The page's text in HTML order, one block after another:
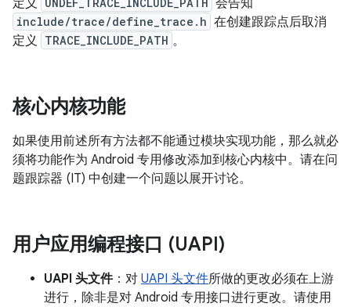
定义 会告知
include/trace/define_trace.h 在创建跟踪点后取消
定义 TRACE_INCLUDE_PATH 。
核心内核功能
如果使用前述所有方法都不能通过模块实现功能，那么就必
须将功能作为 Android 专用修改添加到核心内核中。请在问
题跟踪器 (IT) 中创建一个问题以展开讨论。
用户应用编程接口 (UAPI)
UAPI 头文件：对 UAPI 头文件所做的更改必须在上游
进行，除非是对 Android 专用接口进行更改。请使用